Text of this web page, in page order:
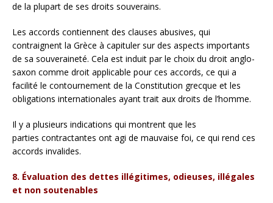
de la plupart de ses droits souverains.
Les accords contiennent des clauses abusives, qui
contraignent la Grèce à capituler sur des aspects importants
de sa souveraineté. Cela est induit par le choix du droit anglo-
saxon comme droit applicable pour ces accords, ce qui a
facilité le contournement de la Constitution grecque et les
obligations internationales ayant trait aux droits de l’homme.
Il y a plusieurs indications qui montrent que les
parties contractantes ont agi de mauvaise foi, ce qui rend ces
accords invalides.
8. Évaluation des dettes illégitimes, odieuses, illégales
et non soutenables